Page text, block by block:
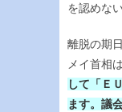
を認めな
離脱の期
メイ首相
して「Ｅ
ます。議